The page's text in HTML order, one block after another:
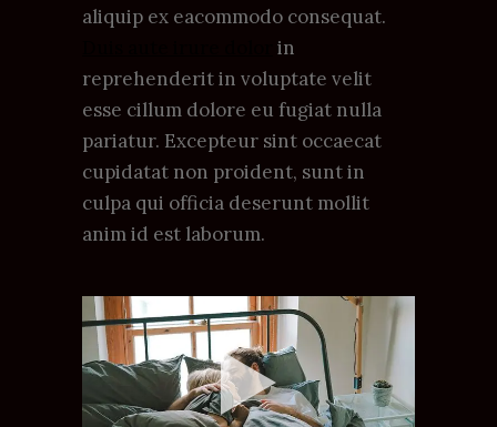
aliquip ex eacommodo consequat.
in
reprehenderit in voluptate velit
esse cillum dolore eu fugiat nulla
pariatur. Excepteur sint occaecat
cupidatat non proident, sunt in
culpa qui officia deserunt mollit
anim id est laborum.